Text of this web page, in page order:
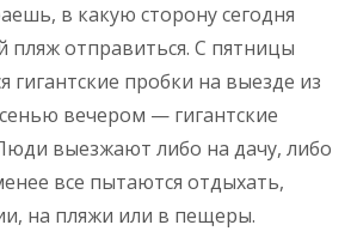
в какую сторону сегодня
пляж отправиться. С пятницы
гигантские пробки на выезде из
вечером — гигантские
выезжают либо на дачу, либо
все пытаются отдыхать,
на пляжи или в пещеры.